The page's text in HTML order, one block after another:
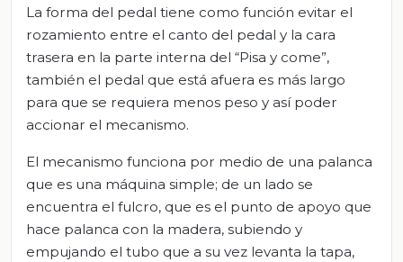
La forma del pedal tiene como función evitar el
rozamiento entre el canto del pedal y la cara
trasera en la parte interna del “Pisa y come”,
también el pedal que está afuera es más largo
para que se requiera menos peso y así poder
accionar el mecanismo.
El mecanismo funciona por medio de una palanca
que es una máquina simple; de un lado se
encuentra el fulcro, que es el punto de apoyo que
hace palanca con la madera, subiendo y
empujando el tubo que a su vez levanta la tapa,